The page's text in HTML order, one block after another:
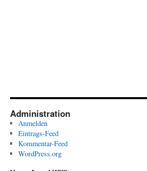
Administration
Anmelden
Eintrags-Feed
Kommentar-Feed
WordPress.org